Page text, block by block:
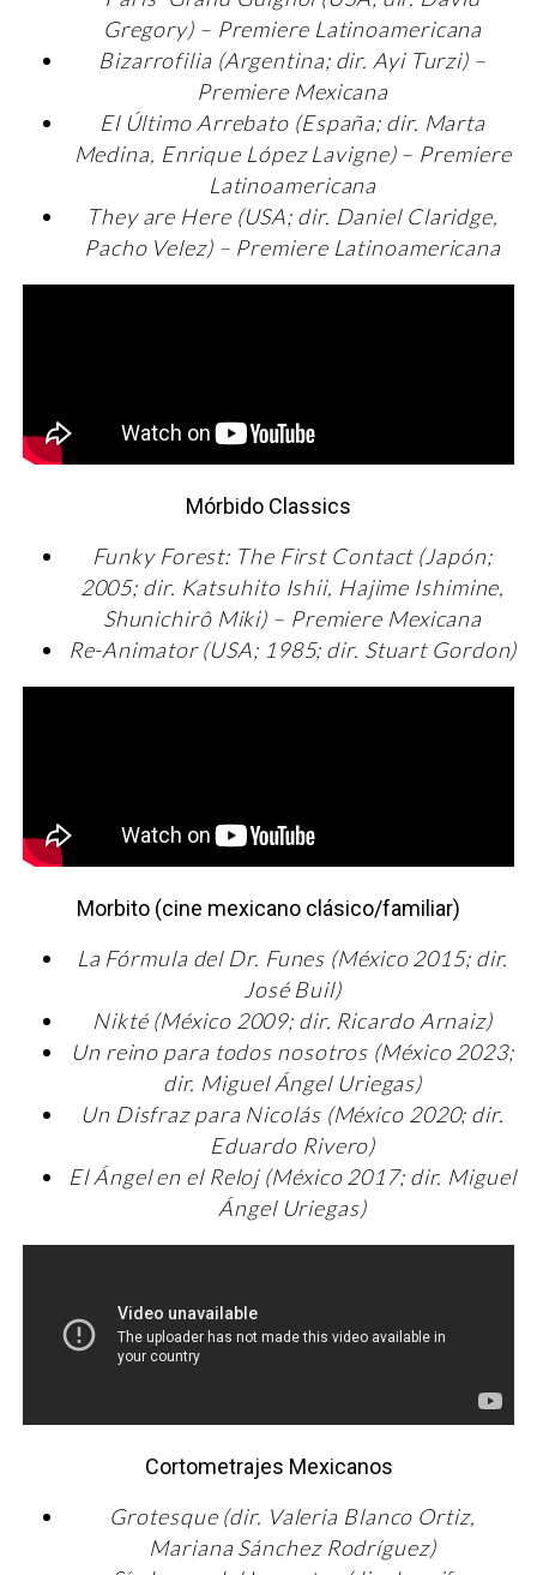
Gregory) – Premiere Latinoamericana
Bizarrofilia (Argentina; dir. Ayi Turzi) –
Premiere Mexicana
El Último Arrebato (España; dir. Marta
Medina, Enrique López Lavigne) – Premiere
Latinoamericana
They are Here (USA; dir. Daniel Claridge,
Pacho Velez) – Premiere Latinoamericana
Mórbido Classics
Funky Forest: The First Contact (Japón;
2005; dir. Katsuhito Ishii, Hajime Ishimine,
Shunichirô Miki) – Premiere Mexicana
Re-Animator (USA; 1985; dir. Stuart Gordon)
Morbito (cine mexicano clásico/familiar)
La Fórmula del Dr. Funes (México 2015; dir.
José Buil)
Nikté (México 2009; dir. Ricardo Arnaiz)
Un reino para todos nosotros (México 2023;
dir. Miguel Ángel Uriegas)
Un Disfraz para Nicolás (México 2020; dir.
Eduardo Rivero)
El Ángel en el Reloj (México 2017; dir. Miguel
Ángel Uriegas)
Cortometrajes Mexicanos
Grotesque (dir. Valeria Blanco Ortiz,
Mariana Sánchez Rodríguez)